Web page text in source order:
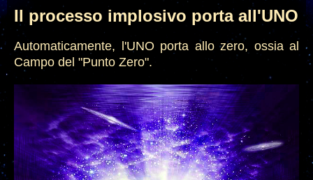
Il processo implosivo porta all'UNO
Automaticamente, l'UNO porta allo zero, ossia al
Campo del "Punto Zero".